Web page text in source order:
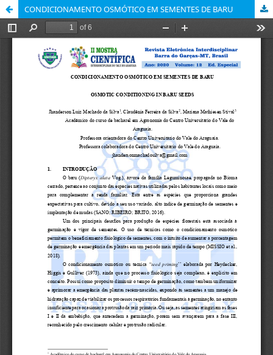
CONDICIONAMENTO OSMÓTICO EM SEMENTES DE BARU